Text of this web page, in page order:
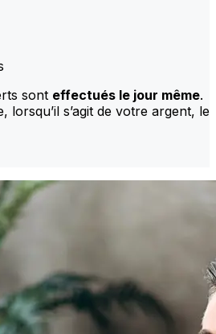
sont effectués le jour même.
lorsqu’il s’agit de votre argent, le